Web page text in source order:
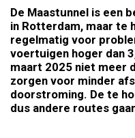
De Maastunnel is een
in Rotterdam, maar te
regelmatig voor
voertuigen hoger dan
maart 2025 niet meer
zorgen voor minder
doorstroming. De te
dus andere routes